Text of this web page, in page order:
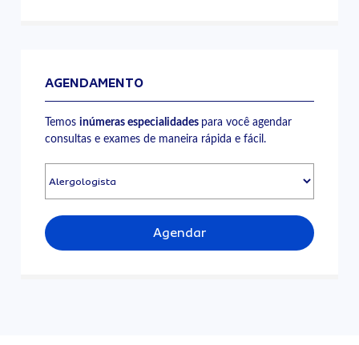
AGENDAMENTO
Temosinúmeras especialidades para você agendar
consultas e exames de maneira rápida e fácil.
Agendar